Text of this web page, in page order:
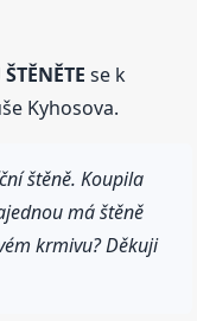
se k
Kyhosova.
štěně. Koupila
má štěně
krmivu? Děkuji